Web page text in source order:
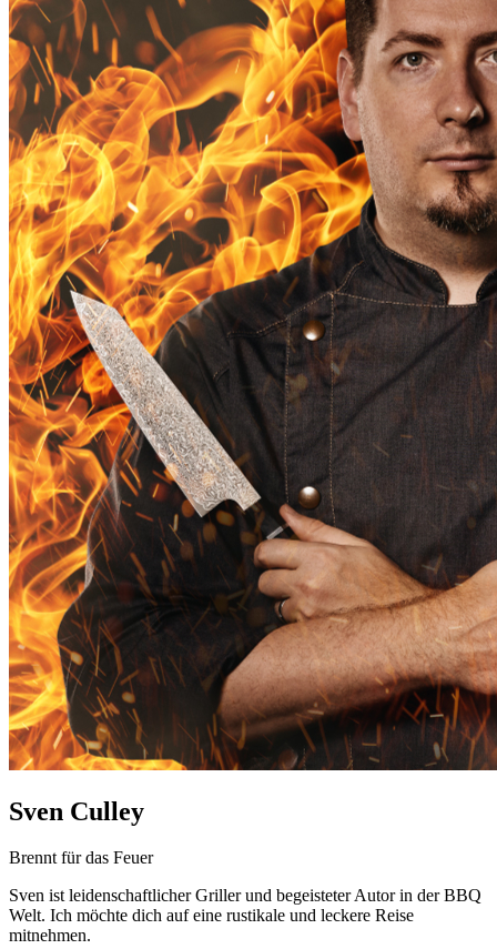
Sven Culley
Brennt für das Feuer
Sven ist leidenschaftlicher Griller und begeisteter Autor in der BBQ
Welt. Ich möchte dich auf eine rustikale und leckere Reise
mitnehmen.